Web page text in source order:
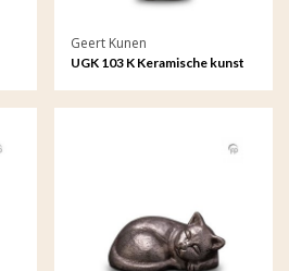
Geert Kunen
UGK 103 K Keramische kunst